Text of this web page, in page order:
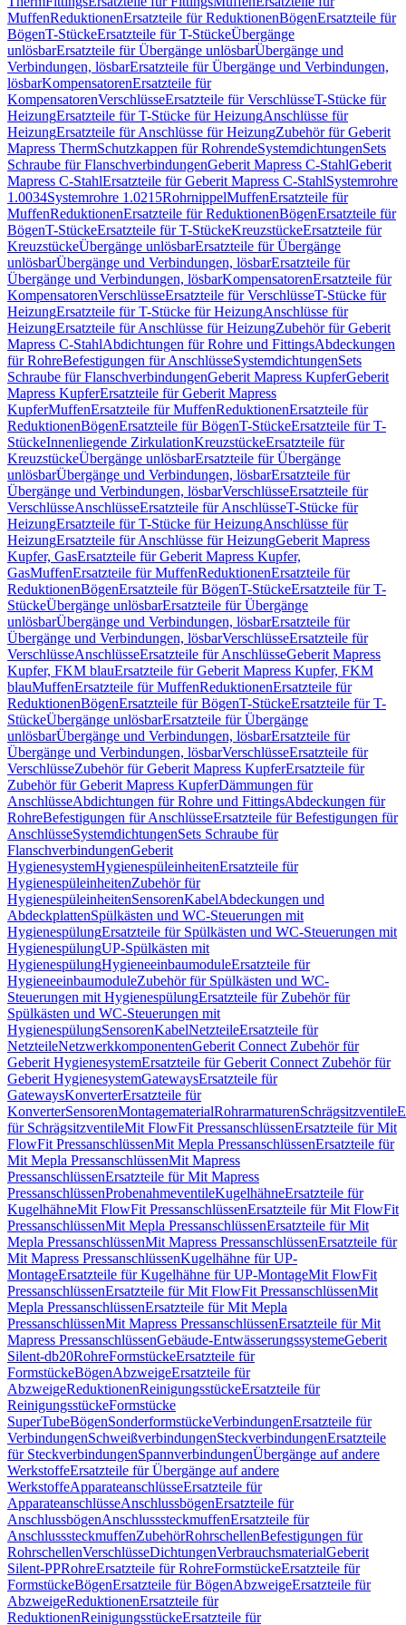
MuffenReduktionenErsatzteile für ReduktionenBögenErsatzteile für
BögenT-StückeErsatzteile für T-StückeÜbergänge
unlösbarErsatzteile für Übergänge unlösbarÜbergänge und
Verbindungen, lösbarErsatzteile für Übergänge und Verbindungen,
lösbarKompensatorenErsatzteile für
KompensatorenVerschlüsseErsatzteile für VerschlüsseT-Stücke für
HeizungErsatzteile für T-Stücke für HeizungAnschlüsse für
HeizungErsatzteile für Anschlüsse für HeizungZubehör für Geberit
Mapress ThermSchutzkappen für RohrendeSystemdichtungenSets
Schraube für FlanschverbindungenGeberit Mapress C-StahlGeberit
Mapress C-StahlErsatzteile für Geberit Mapress C-StahlSystemrohre
1.0034Systemrohre 1.0215RohrnippelMuffenErsatzteile für
MuffenReduktionenErsatzteile für ReduktionenBögenErsatzteile für
BögenT-StückeErsatzteile für T-StückeKreuzstückeErsatzteile für
KreuzstückeÜbergänge unlösbarErsatzteile für Übergänge
unlösbarÜbergänge und Verbindungen, lösbarErsatzteile für
Übergänge und Verbindungen, lösbarKompensatorenErsatzteile für
KompensatorenVerschlüsseErsatzteile für VerschlüsseT-Stücke für
HeizungErsatzteile für T-Stücke für HeizungAnschlüsse für
HeizungErsatzteile für Anschlüsse für HeizungZubehör für Geberit
Mapress C-StahlAbdichtungen für Rohre und FittingsAbdeckungen
für RohreBefestigungen für AnschlüsseSystemdichtungenSets
Schraube für FlanschverbindungenGeberit Mapress KupferGeberit
Mapress KupferErsatzteile für Geberit Mapress
KupferMuffenErsatzteile für MuffenReduktionenErsatzteile für
ReduktionenBögenErsatzteile für BögenT-StückeErsatzteile für T-
StückeInnenliegende ZirkulationKreuzstückeErsatzteile für
KreuzstückeÜbergänge unlösbarErsatzteile für Übergänge
unlösbarÜbergänge und Verbindungen, lösbarErsatzteile für
Übergänge und Verbindungen, lösbarVerschlüsseErsatzteile für
VerschlüsseAnschlüsseErsatzteile für AnschlüsseT-Stücke für
HeizungErsatzteile für T-Stücke für HeizungAnschlüsse für
HeizungErsatzteile für Anschlüsse für HeizungGeberit Mapress
Kupfer, GasErsatzteile für Geberit Mapress Kupfer,
GasMuffenErsatzteile für MuffenReduktionenErsatzteile für
ReduktionenBögenErsatzteile für BögenT-StückeErsatzteile für T-
StückeÜbergänge unlösbarErsatzteile für Übergänge
unlösbarÜbergänge und Verbindungen, lösbarErsatzteile für
Übergänge und Verbindungen, lösbarVerschlüsseErsatzteile für
VerschlüsseAnschlüsseErsatzteile für AnschlüsseGeberit Mapress
Kupfer, FKM blauErsatzteile für Geberit Mapress Kupfer, FKM
blauMuffenErsatzteile für MuffenReduktionenErsatzteile für
ReduktionenBögenErsatzteile für BögenT-StückeErsatzteile für T-
StückeÜbergänge unlösbarErsatzteile für Übergänge
unlösbarÜbergänge und Verbindungen, lösbarErsatzteile für
Übergänge und Verbindungen, lösbarVerschlüsseErsatzteile für
VerschlüsseZubehör für Geberit Mapress KupferErsatzteile für
Zubehör für Geberit Mapress KupferDämmungen für
AnschlüsseAbdichtungen für Rohre und FittingsAbdeckungen für
RohreBefestigungen für AnschlüsseErsatzteile für Befestigungen für
AnschlüsseSystemdichtungenSets Schraube für
FlanschverbindungenGeberit
HygienesystemHygienespüleinheitenErsatzteile für
HygienespüleinheitenZubehör für
HygienespüleinheitenSensorenKabelAbdeckungen und
AbdeckplattenSpülkästen und WC-Steuerungen mit
HygienespülungErsatzteile für Spülkästen und WC-Steuerungen mit
HygienespülungUP-Spülkästen mit
HygienespülungHygieneeinbaumoduleErsatzteile für
HygieneeinbaumoduleZubehör für Spülkästen und WC-
Steuerungen mit HygienespülungErsatzteile für Zubehör für
Spülkästen und WC-Steuerungen mit
HygienespülungSensorenKabelNetzteileErsatzteile für
NetzteileNetzwerkkomponentenGeberit Connect Zubehör für
Geberit HygienesystemErsatzteile für Geberit Connect Zubehör für
Geberit HygienesystemGatewaysErsatzteile für
GatewaysKonverterErsatzteile für
KonverterSensorenMontagematerialRohrarmaturenSchrägsitzventile
für SchrägsitzventileMit FlowFit PressanschlüssenErsatzteile für Mit
FlowFit PressanschlüssenMit Mepla PressanschlüssenErsatzteile für
Mit Mepla PressanschlüssenMit Mapress
PressanschlüssenErsatzteile für Mit Mapress
PressanschlüssenProbenahmeventileKugelhähneErsatzteile für
KugelhähneMit FlowFit PressanschlüssenErsatzteile für Mit FlowFit
PressanschlüssenMit Mepla PressanschlüssenErsatzteile für Mit
Mepla PressanschlüssenMit Mapress PressanschlüssenErsatzteile für
Mit Mapress PressanschlüssenKugelhähne für UP-
MontageErsatzteile für Kugelhähne für UP-MontageMit FlowFit
PressanschlüssenErsatzteile für Mit FlowFit PressanschlüssenMit
Mepla PressanschlüssenErsatzteile für Mit Mepla
PressanschlüssenMit Mapress PressanschlüssenErsatzteile für Mit
Mapress PressanschlüssenGebäude-EntwässerungssystemeGeberit
Silent-db20RohreFormstückeErsatzteile für
FormstückeBögenAbzweigeErsatzteile für
AbzweigeReduktionenReinigungsstückeErsatzteile für
ReinigungsstückeFormstücke
SuperTubeBögenSonderformstückeVerbindungenErsatzteile für
VerbindungenSchweißverbindungenSteckverbindungenErsatzteile
für SteckverbindungenSpannverbindungenÜbergänge auf andere
WerkstoffeErsatzteile für Übergänge auf andere
WerkstoffeApparateanschlüsseErsatzteile für
ApparateanschlüsseAnschlussbögenErsatzteile für
AnschlussbögenAnschlusssteckmuffenErsatzteile für
AnschlusssteckmuffenZubehörRohrschellenBefestigungen für
RohrschellenVerschlüsseDichtungenVerbrauchsmaterialGeberit
Silent-PPRohreErsatzteile für RohreFormstückeErsatzteile für
FormstückeBögenErsatzteile für BögenAbzweigeErsatzteile für
AbzweigeReduktionenErsatzteile für
ReduktionenReinigungsstückeErsatzteile für